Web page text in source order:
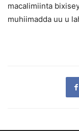
macalimiinta
muhiimadda uu u